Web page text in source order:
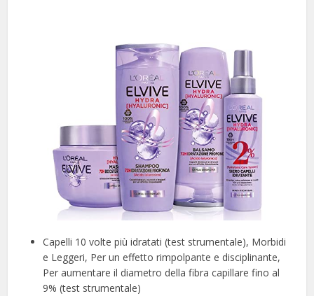
Capelli 10 volte più idratati (test strumentale), Morbidi
e Leggeri, Per un effetto rimpolpante e disciplinante,
Per aumentare il diametro della fibra capillare fino al
9% (test strumentale)